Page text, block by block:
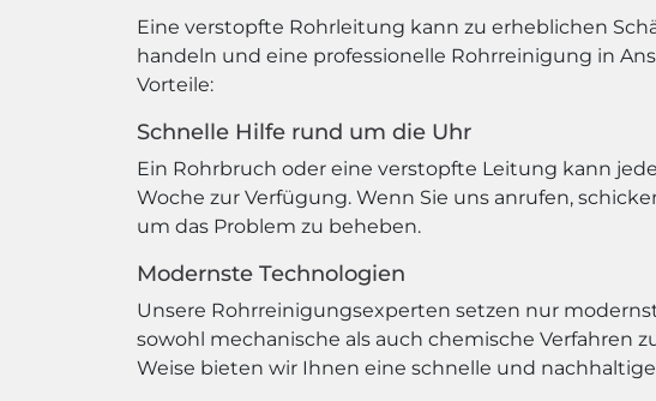
Eine verstopfte Rohrleitung kann zu erheblichen
handeln und eine professionelle Rohrreinigung in
Vorteile:
Schnelle Hilfe rund um die Uhr
Ein Rohrbruch oder eine verstopfte Leitung kann
Woche zur Verfügung. Wenn Sie uns anrufen,
um das Problem zu beheben.
Modernste Technologien
Unsere Rohrreinigungsexperten setzen nur
sowohl mechanische als auch chemische Verfahren
Weise bieten wir Ihnen eine schnelle und